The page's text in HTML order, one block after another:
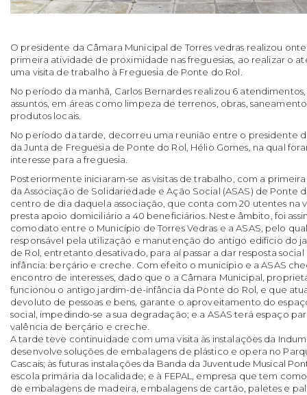
O presidente da Câmara Municipal de Torres vedras realizou
primeira atividade de proximidade nas freguesias, ao realizar o
uma visita de trabalho à Freguesia de Ponte do Rol.
No período da manhã, Carlos Bernardes realizou 6
assuntos, em áreas como limpeza de terrenos, obras,
produtos locais.
No período da tarde, decorreu uma reunião entre o presidente
da Junta de Freguesia de Ponte do Rol, Hélio Gomes, na qual
interesse para a freguesia.
Posteriormente iniciaram-se as visitas de trabalho, com a
da Associação de Solidariedade e Ação Social (ASAS) de Ponte
centro de dia daquela associação, que conta com 20 utentes na
presta apoio domiciliário a 40 beneficiários. Neste âmbito, foi
comodato entre o Município de Torres Vedras e a ASAS, pelo
responsável pela utilização e manutenção do antigo edifício do
de Rol, entretanto desativado, para aí passar a dar resposta
infância: berçário e creche. Com efeito o município e a ASAS
encontro de interesses, dado que o a Câmara Municipal,
funcionou o antigo jardim-de-infância da Ponte do Rol, e que
devoluto de pessoas e bens, garante o aproveitamento do
social, impedindo-se a sua degradação; e a ASAS terá espaço
valência de berçário e creche.
A tarde teve continuidade com uma visita às instalações da
desenvolve soluções de embalagens de plástico e opera no
Cascais; às futuras instalações da Banda da Juventude Musical
escola primária da localidade; e à FEPAL, empresa que tem
de embalagens de madeira, embalagens de cartão, paletes e